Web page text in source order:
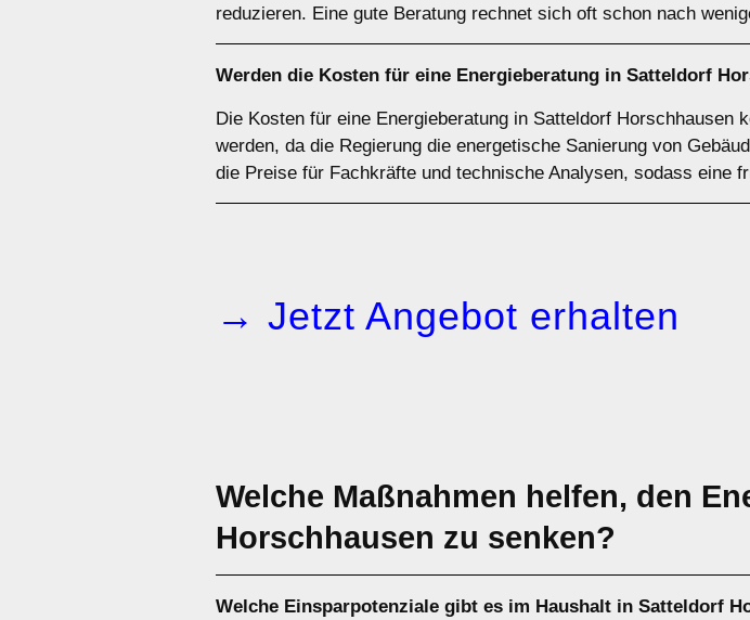
reduzieren. Eine gute Beratung rechnet sich oft schon nach
Werden die Kosten für eine Energieberatung in Satteldorf
Die Kosten für eine Energieberatung in Satteldorf
werden, da die Regierung die energetische Sanierung von
die Preise für Fachkräfte und technische Analysen, sodass eine
→ Jetzt Angebot erhalten
Welche Maßnahmen helfen, den
Horschhausen zu senken?
Welche Einsparpotenziale gibt es im Haushalt in Satteldorf